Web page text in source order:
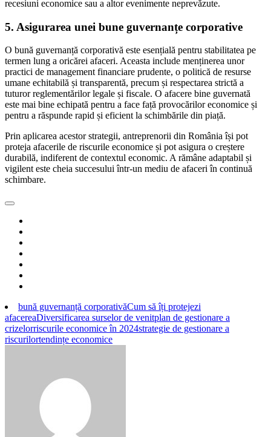
recesiuni economice sau a altor evenimente neprevăzute.
5. Asigurarea unei bune guvernanțe corporative
O bună guvernanță corporativă este esențială pentru stabilitatea pe
termen lung a oricărei afaceri. Aceasta include menținerea unor
practici de management financiare prudente, o politică de resurse
umane echitabilă și transparentă, precum și respectarea strictă a
tuturor reglementărilor legale și fiscale. O afacere bine guvernată
este mai bine echipată pentru a face față provocărilor economice și
pentru a răspunde rapid și eficient la schimbările din piață.
Prin aplicarea acestor strategii, antreprenorii din România își pot
proteja afacerile de riscurile economice și pot asigura o creștere
durabilă, indiferent de contextul economic. A rămâne adaptabil și
vigilent este cheia succesului într-un mediu de afaceri în continuă
schimbare.
bună guvernanță corporativăCum să îți protejezi
afacereaDiversificarea surselor de venitplan de gestionare a
crizelorriscurile economice în 2024strategie de gestionare a
riscurilortendințe economice